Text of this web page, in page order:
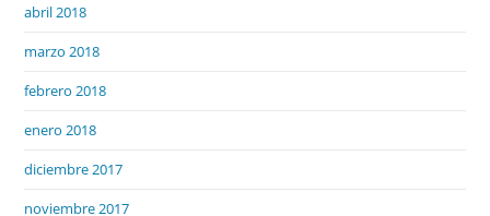
abril 2018
marzo 2018
febrero 2018
enero 2018
diciembre 2017
noviembre 2017